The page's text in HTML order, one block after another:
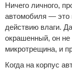
Ничего личного,
автомобиля — это
действию влаги.
окрашенный, он
микротрещина, и
Когда на корпус